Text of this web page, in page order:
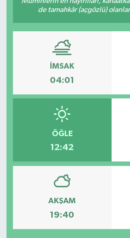
de tamahkâr (açgözlü)
İMSAK
04:01
ÖĞLE
12:42
AKŞAM
19:40
MAGAZİN
SAĞLIK
SİYASET
TEKNOLOJİ